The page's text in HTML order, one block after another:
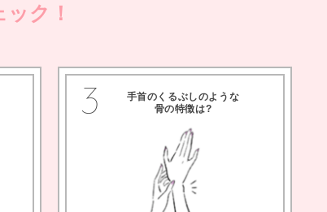
ク！
3
手首のくるぶしのような
骨の特徴は